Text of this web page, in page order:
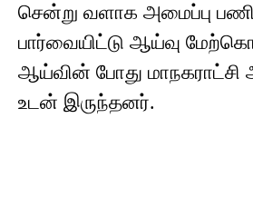
சென்று வளாக அமைப்பு
பார்வையிட்டு ஆய்வு
ஆய்வின் போது
உடன் இருந்தனர்.